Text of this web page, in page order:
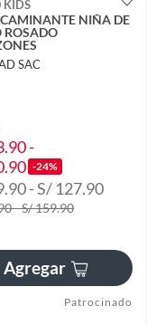
KIDS
NIÑA DE
ROSADO
SAC
-
-24%
- S/ 127.90
- S/ 159.90
Agregar
Patrocinado